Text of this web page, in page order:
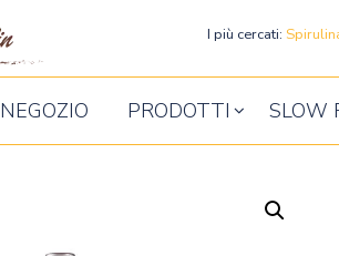
Naturalmente
I più cercati:
NEGOZIO PRODOTTI SLOW